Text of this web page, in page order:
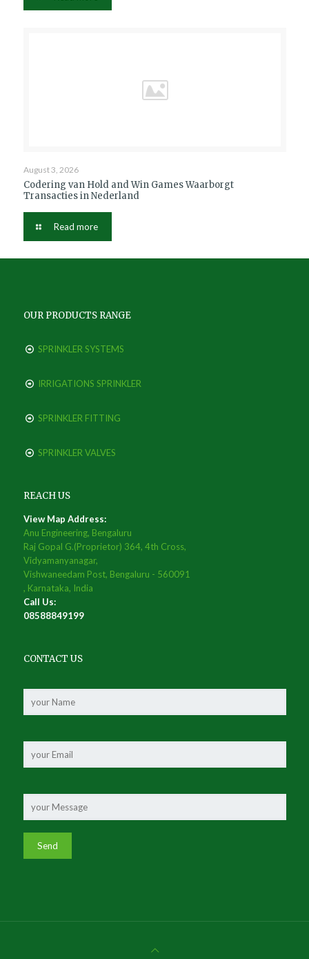
August 3, 2026
Codering van Hold and Win Games Waarborgt
Transacties in Nederland
Read more
OUR PRODUCTS RANGE
SPRINKLER SYSTEMS
IRRIGATIONS SPRINKLER
SPRINKLER FITTING
SPRINKLER VALVES
REACH US
View Map Address:
Anu Engineering, Bengaluru
Raj Gopal G.(Proprietor) 364, 4th Cross,
Vidyamanyanagar,
Vishwaneedam Post, Bengaluru - 560091
, Karnataka, India
Call Us:
08588849199
CONTACT US